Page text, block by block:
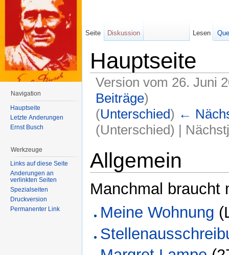
Hauptseite
Version vom 26. Juni
Beiträge)
(Unterschied) ←
(Unterschied) |
Allgemein
Manchmal braucht
Meine Wohnung
Seite Diskussion Lesen
Navigation
Hauptseite
Letzte Änderungen
Ernst Busch
Werkzeuge
Links auf diese Seite
Änderungen an
verlinkten Seiten
Spezialseiten
Druckversion
Permanenter Link